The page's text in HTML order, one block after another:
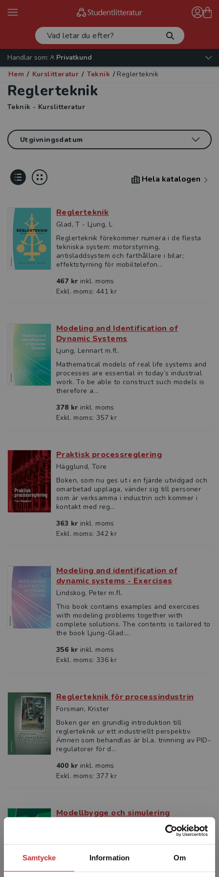
Samtycke Information Om
Handlar som:
Privatkund
Hem / Kurslitteratur / Teknik / Reglerteknik
Reglerteknik
Teknik - Kurslitteratur
Hela katalogen
Reglerteknik
Glad, T - Ljung, L
Reglerteknik förekommer numera i de flesta
tekniska system: motorstyrning,
antisladdsystem och farthållare i bilar;
effektstyrning för mobiltelefon...
467 kr inkl. moms
Exkl. moms: 441 kr
Modeling and Identification of
Dynamic Systems
Ljung, Lennart m.fl.
Mathematical models of real life systems and
processes are essential in today’s industrial
work. To be able to construct such models is
therefore a...
378 kr inkl. moms
Exkl. moms: 357 kr
Praktisk processreglering
Hägglund, Tore
Boken, som nu ges ut i en fjärde utvidgad och
omarbetad upplaga, vänder sig till personer
som är verksamma i industrin och kommer i
kontakt med reg...
363 kr inkl. moms
Exkl. moms: 342 kr
Modeling and identification of
dynamic systems - Exercises
Lindskog, Peter m.fl.
This book contains examples and exercises
with modeling problems together with
complete solutions. The contents is tailored to
the book Ljung-Glad:...
356 kr inkl. moms
Exkl. moms: 336 kr
Reglerteknik för processindustrin
Forsman, Krister
Boken ger en grundlig introduktion till
reglerteknik ur ett industriellt perspektiv.
Ämnen som behandlas är bl.a. trimning av PID-
regulatorer för d...
400 kr inkl. moms
Exkl. moms: 377 kr
Modellbygge och simulering
Denna bok beskriver metodiken att konstruera
matematiska modeller för en process ur
grundläggande fysikaliska samband och ur